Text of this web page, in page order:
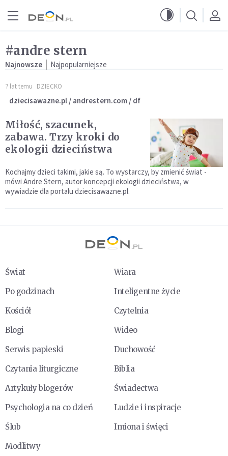
#andre stern
Najnowsze Najpopularniejsze
7 lat temu DZIECKO
dziecisawazne.pl / andrestern.com / df
Miłość, szacunek,
zabawa. Trzy kroki do
ekologii dzieciństwa
Kochajmy dzieci takimi, jakie są. To wystarczy, by zmienić świat -
mówi Andre Stern, autor koncepcji ekologii dzieciństwa, w
wywiadzie dla portalu dziecisawazne.pl.
Świat
Wiara
Po godzinach
Inteligentne życie
Kościół
Czytelnia
Blogi
Wideo
Serwis papieski
Duchowość
Czytania liturgiczne
Biblia
Artykuły blogerów
Świadectwa
Psychologia na co dzień
Ludzie i inspiracje
Ślub
Imiona i święci
Modlitwy